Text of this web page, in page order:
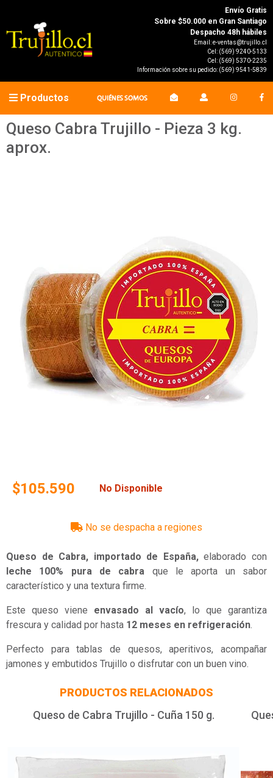
Envío Gratis
Sobre $50.000 en Gran Santiago
Despacho 48h hábiles
Email:e-ventas@trujillo.cl
Cel: (569) 9240-5133
Cel: (569) 5370-2235
Información sobre su pedido: (569) 9541-5839
Productos QUIÉNES SOMOS
Queso Cabra Trujillo - Pieza 3 kg.
aprox.
$105.590 No Disponible
No se despacha a regiones
Queso de Cabra, importado de España,elaborado con
leche 100% pura de cabra que le aporta un sabor
característico y una textura firme.
Este queso viene envasado al vacío, lo que garantiza
frescura y calidad por hasta 12 meses en refrigeración.
Perfecto para tablas de quesos, aperitivos, acompañar
jamones y embutidos Trujillo o disfrutar con un buen vino.
PRODUCTOS RELACIONADOS
Queso de Cabra Trujillo - Cuña 150 g.